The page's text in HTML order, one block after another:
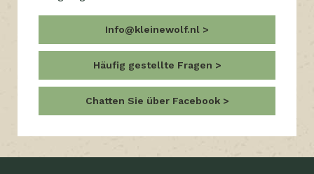
Info@kleinewolf.nl
Häufig gestellte Fragen
Chatten Sie über Facebook